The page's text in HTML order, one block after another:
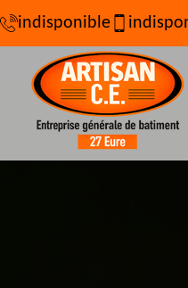
indisponible